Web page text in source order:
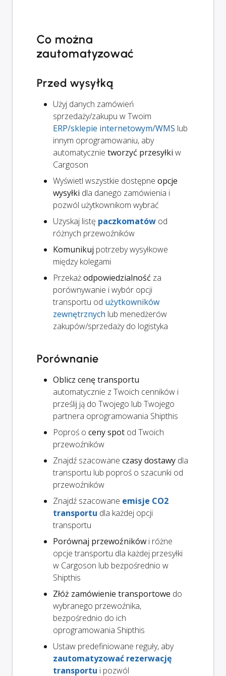
Co można
zautomatyzować
Przed wysyłką
Użyj danych zamówień
sprzedaży/zakupu w Twoim
ERP/sklepie internetowym/WMS lub
innym oprogramowaniu, aby
automatycznie tworzyć przesyłki w
Cargoson
Wyświetl wszystkie dostępne opcje
wysyłki dla danego zamówienia i
pozwól użytkownikom wybrać
Uzyskaj listę paczkomatów od
różnych przewoźników
Komunikuj potrzeby wysyłkowe
między kolegami
Przekażodpowiedzialność za
porównywanie i wybór opcji
transportu od użytkowników
zewnętrznych lub menedżerów
zakupów/sprzedaży do logistyka
Porównanie
Oblicz cenę transportu
automatycznie z Twoich cenników i
prześlij ją do Twojego lub Twojego
partnera oprogramowania Shipthis
Poproś o ceny spot od Twoich
przewoźników
Znajdź szacowane czasy dostawy dla
transportu lub poproś o szacunki od
przewoźników
Znajdź szacowane emisje CO2
transportu dla każdej opcji
transportu
Porównaj przewoźników i różne
opcje transportu dla każdej przesyłki
w Cargoson lub bezpośrednio w
Shipthis
Złóż zamówienie transportowe do
wybranego przewoźnika,
bezpośrednio do ich
oprogramowania Shipthis
Ustaw predefiniowane reguły, aby
zautomatyzować rezerwację
transportu i pozwól